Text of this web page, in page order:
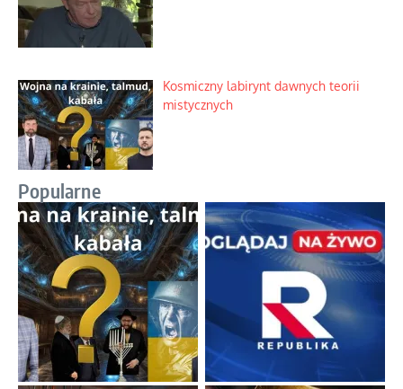
Kosmiczny labirynt dawnych teorii
mistycznych
Popularne